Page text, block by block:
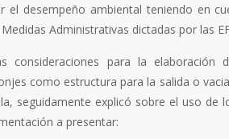
el desempeño ambiental teniendo en
Administrativas dictadas por las
consideraciones para la
como estructura para la salida o
seguidamente explicó sobre el uso
a presentar: